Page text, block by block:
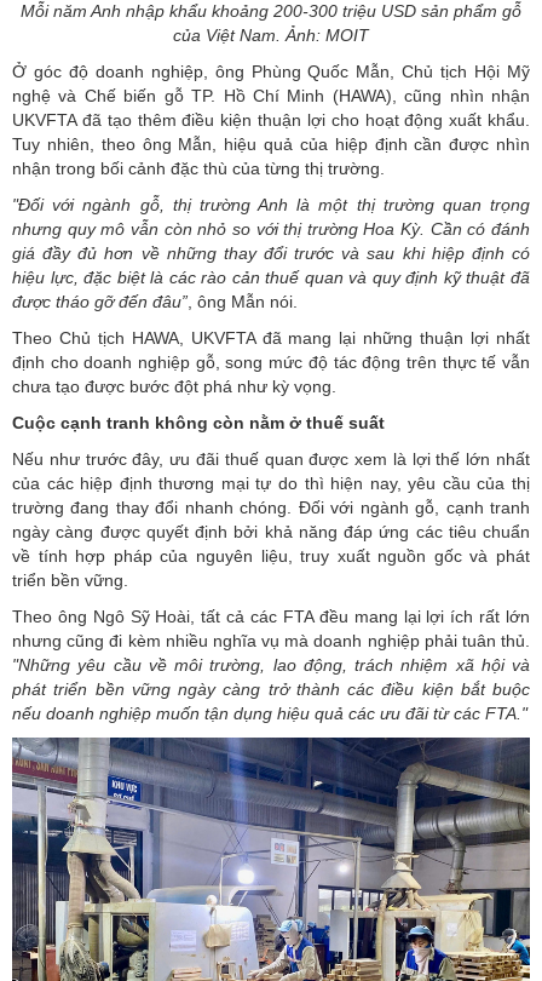
Mỗi năm Anh nhập khẩu khoảng 200-300 triệu USD sản phẩm gỗ
của Việt Nam. Ảnh: MOIT
Ở góc độ doanh nghiệp, ông Phùng Quốc Mẫn, Chủ tịch Hội Mỹ
nghệ và Chế biến gỗ TP. Hồ Chí Minh (HAWA), cũng nhìn nhận
UKVFTA đã tạo thêm điều kiện thuận lợi cho hoạt động xuất khẩu.
Tuy nhiên, theo ông Mẫn, hiệu quả của hiệp định cần được nhìn
nhận trong bối cảnh đặc thù của từng thị trường.
"Đối với ngành gỗ, thị trường Anh là một thị trường quan trọng
nhưng quy mô vẫn còn nhỏ so với thị trường Hoa Kỳ. Cần có đánh
giá đầy đủ hơn về những thay đổi trước và sau khi hiệp định có
hiệu lực, đặc biệt là các rào cản thuế quan và quy định kỹ thuật đã
được tháo gỡ đến đâu” , ông Mẫn nói.
Theo Chủ tịch HAWA, UKVFTA đã mang lại những thuận lợi nhất
định cho doanh nghiệp gỗ, song mức độ tác động trên thực tế vẫn
chưa tạo được bước đột phá như kỳ vọng.
Cuộc cạnh tranh không còn nằm ở thuế suất
Nếu như trước đây, ưu đãi thuế quan được xem là lợi thế lớn nhất
của các hiệp định thương mại tự do thì hiện nay, yêu cầu của thị
trường đang thay đổi nhanh chóng. Đối với ngành gỗ, cạnh tranh
ngày càng được quyết định bởi khả năng đáp ứng các tiêu chuẩn
về tính hợp pháp của nguyên liệu, truy xuất nguồn gốc và phát
triển bền vững.
Theo ông Ngô Sỹ Hoài, tất cả các FTA đều mang lại lợi ích rất lớn
nhưng cũng đi kèm nhiều nghĩa vụ mà doanh nghiệp phải tuân thủ.
"Những yêu cầu về môi trường, lao động, trách nhiệm xã hội và
phát triển bền vững ngày càng trở thành các điều kiện bắt buộc
nếu doanh nghiệp muốn tận dụng hiệu quả các ưu đãi từ các FTA."